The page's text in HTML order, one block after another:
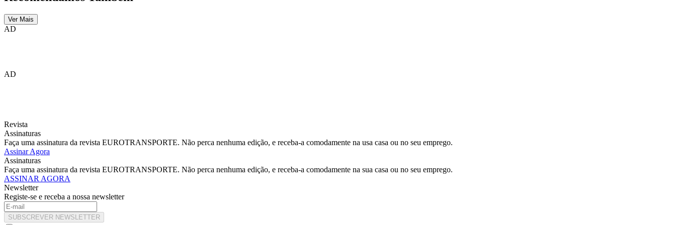
Ver Mais
AD
AD
Revista
Assinaturas
Faça uma assinatura da revista EUROTRANSPORTE. Não perca nenhuma edição, e receba-a comodamente na usa casa ou no seu emprego.
Assinar Agora
Assinaturas
Faça uma assinatura da revista EUROTRANSPORTE. Não perca nenhuma edição, e receba-a comodamente na sua casa ou no seu emprego.
ASSINAR AGORA
Newsletter
Registe-se e receba a nossa newsletter
SUBSCREVER NEWSLETTER